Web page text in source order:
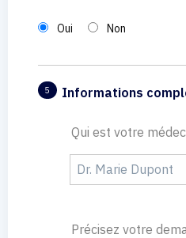
Oui Non
5 Informations
Qui est votre
Précisez votre